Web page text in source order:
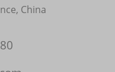
China